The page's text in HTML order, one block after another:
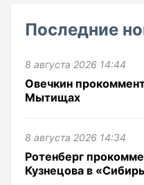
Последние
8 августа 2026 14:44
Овечкин
Мытищах
8 августа 2026 14:34
Ротенберг
Кузнецова в